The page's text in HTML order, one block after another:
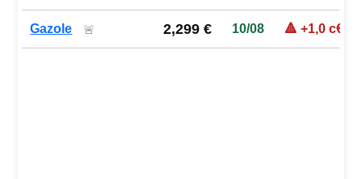
Gazole 🚨 2,299 € 10/08 🔺 +1,0 c€